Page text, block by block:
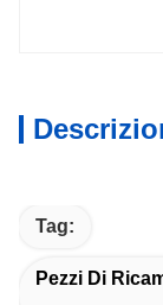
Tag:
Pezzi Di